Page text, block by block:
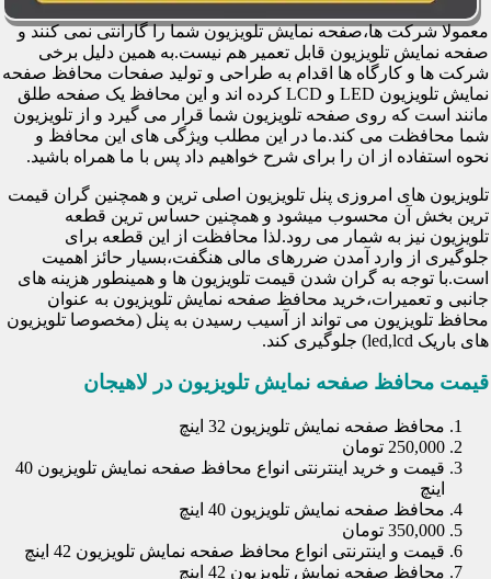
معمولا شرکت ها،صفحه نمایش تلویزیون شما را گارانتی نمی کنند و
صفحه نمایش تلویزیون قابل تعمیر هم نیست.به همین دلیل برخی
شرکت ها و کارگاه ها اقدام به طراحی و تولید صفحات محافظ صفحه
نمایش تلویزیون LED و LCD کرده اند و این محافظ یک صفحه طلق
مانند است که روی صفحه تلویزیون شما قرار می گیرد و از تلویزیون
شما محافظت می کند.ما در این مطلب ویژگی های این محافظ و
نحوه استفاده از ان را برای شرح خواهیم داد پس با ما همراه باشید.
تلویزیون های امروزی پنل تلویزیون اصلی ترین و همچنین گران قیمت
ترین بخش آن محسوب میشود و همچنین حساس ترین قطعه
تلویزیون نیز به شمار می رود.لذا محافظت از این قطعه برای
جلوگیری از وارد آمدن ضررهای مالی هنگفت،بسیار حائز اهمیت
است.با توجه به گران شدن قیمت تلویزیون ها و همینطور هزینه های
جانبی و تعمیرات،خرید محافظ صفحه نمایش تلویزیون به عنوان
محافظ تلویزیون می تواند از آسیب رسیدن به پنل (مخصوصا تلویزیون
های باریک led,lcd) جلوگیری کند.
قیمت محافظ صفحه نمایش تلویزیون در لاهیجان
محافظ صفحه نمایش تلویزیون 32 اینچ
250,000 تومان
قیمت و خرید اینترنتی انواع محافظ صفحه نمایش تلویزیون 40
اینچ
محافظ صفحه نمایش تلویزیون 40 اینچ
350,000 تومان
قیمت و اینترنتی انواع محافظ صفحه نمایش تلویزیون 42 اینچ
محافظ صفحه نمایش تلویزیون 42 اینچ